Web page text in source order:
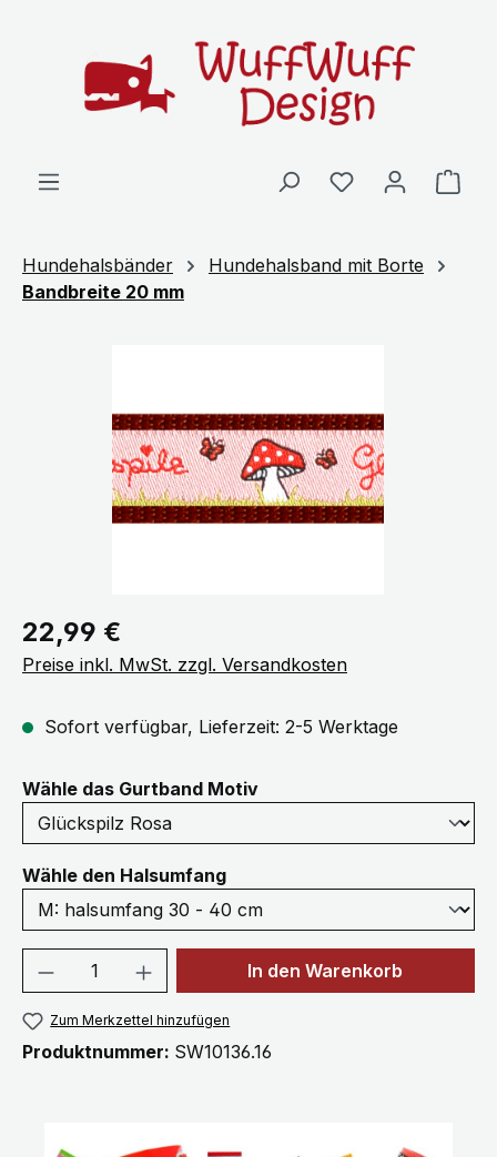
Hundehalsbänder
Hundehalsband mit Borte
Bandbreite 20 mm
Regulärer Preis:
22,99 €
Preise inkl. MwSt. zzgl. Versandkosten
Sofort verfügbar, Lieferzeit: 2-5 Werktage
Wähle das Gurtband Motivauswählen
Wähle den Halsumfangauswählen
Produkt Anzahl: Gib denIn den Warenkorb
Zum Merkzettel hinzufügen
Produktnummer: SW10136.16